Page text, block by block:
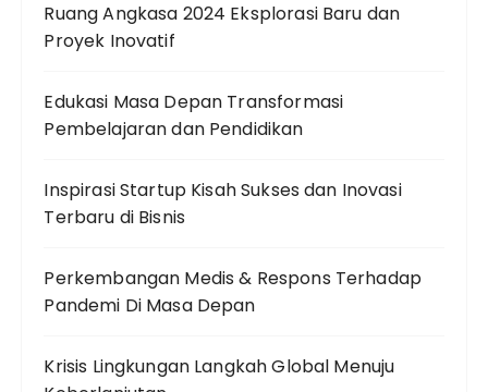
Ruang Angkasa 2024 Eksplorasi Baru dan
Proyek Inovatif
Edukasi Masa Depan Transformasi
Pembelajaran dan Pendidikan
Inspirasi Startup Kisah Sukses dan Inovasi
Terbaru di Bisnis
Perkembangan Medis & Respons Terhadap
Pandemi Di Masa Depan
Krisis Lingkungan Langkah Global Menuju